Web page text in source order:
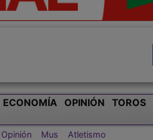
ECONOMÍA OPINIÓN TOROS
Opinión Mus
Atletismo